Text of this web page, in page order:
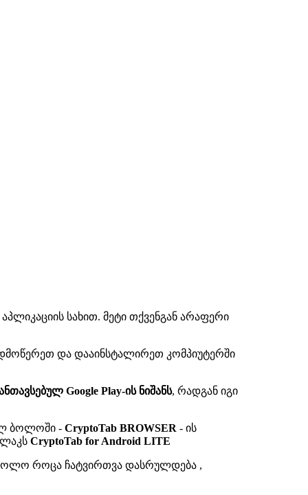
სახით. მეტი თქვენგან არაფერი
და დააინსტალირეთ კომპიუტერში
Google Play-ის ნიშანს, რადგან იგი
ბოლოში - CryptoTab BROWSER - ის
CryptoTab for Android LITE
ხოლო როცა ჩატვირთვა დასრულდება ,